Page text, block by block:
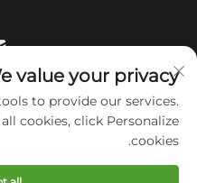
[email protected]
حقوق النسخ محفوظة © شركة
value your privacy
to provide our services.
cookies, click Personalize
cookies.